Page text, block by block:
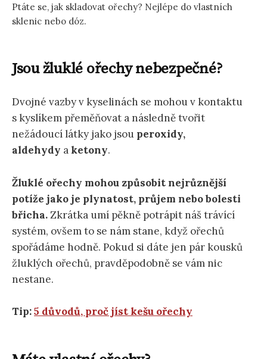
Ptáte se, jak skladovat ořechy? Nejlépe do vlastních
sklenic nebo dóz.
Jsou žluklé ořechy nebezpečné?
Dvojné vazby v kyselinách se mohou v kontaktu
s kyslíkem přeměňovat a následně tvořit
nežádoucí látky jako jsou peroxidy,
aldehydy a ketony.
Žluklé ořechy mohou způsobit nejrůznější
potíže jako je plynatost, průjem nebo bolesti
břicha.Zkrátka umí pěkně potrápit náš trávící
systém, ovšem to se nám stane, když ořechů
spořádáme hodně. Pokud si dáte jen pár kousků
žluklých ořechů, pravděpodobně se vám nic
nestane.
Tip:5 důvodů, proč jíst kešu ořechy